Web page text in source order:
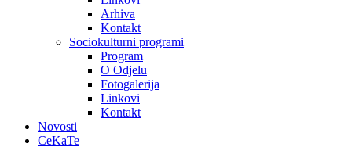
Arhiva
Kontakt
Sociokulturni programi
Program
O Odjelu
Fotogalerija
Linkovi
Kontakt
Novosti
CeKaTe